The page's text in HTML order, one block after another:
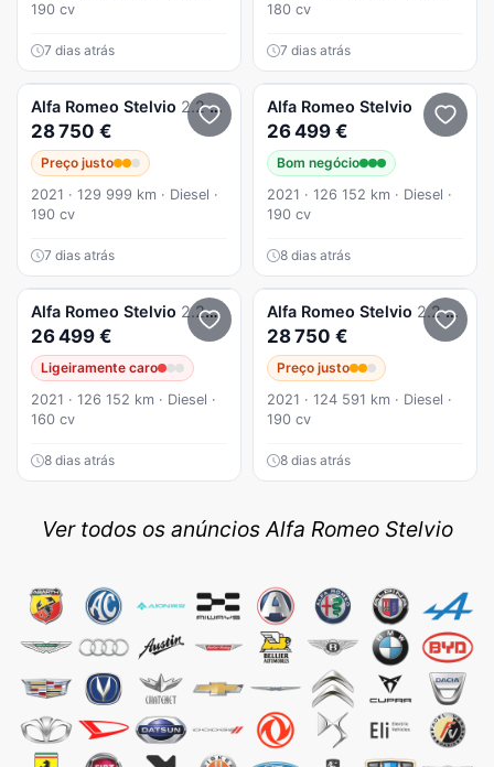
190 cv
7 dias atrás
180 cv
7 dias atrás
Alfa Romeo Stelvio 2.2 D Sprint AT8
28 750 €
Preço justo
2021 · 129 999 km · Diesel ·
190 cv
7 dias atrás
Alfa Romeo Stelvio
26 499 €
Bom negócio
2021 · 126 152 km · Diesel ·
190 cv
8 dias atrás
Alfa Romeo Stelvio 2.2D SUPER (AUTO)
26 499 €
Ligeiramente caro
2021 · 126 152 km · Diesel ·
160 cv
8 dias atrás
Alfa Romeo Stelvio 2.2 D Sprint AT8
28 750 €
Preço justo
2021 · 124 591 km · Diesel ·
190 cv
8 dias atrás
Ver todos os anúncios Alfa Romeo Stelvio